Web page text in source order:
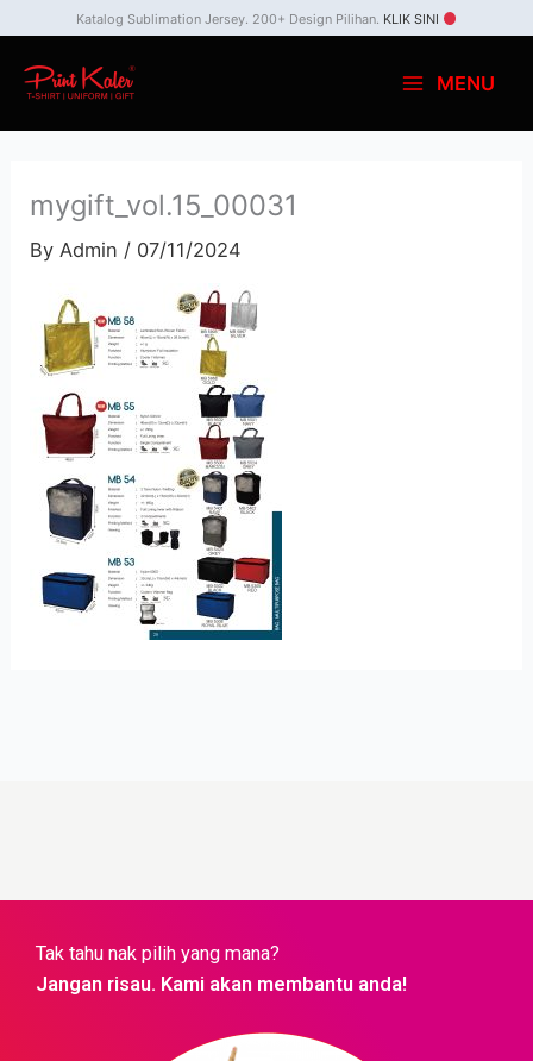
content
Katalog Sublimation Jersey. 200+ Design Pilihan. KLIK SINI
MENU
mygift_vol.15_00031
ByAdmin / 07/11/2024
Tak tahu nak pilih yang mana?
Jangan risau. Kami akan membantu anda!